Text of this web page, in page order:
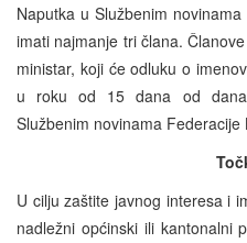
Naputka u Službenim
imati najmanje tri člana.
ministar, koji će odluku o
u roku od 15 dana od dana
Službenim novinama Federacije
U cilju zaštite javnog interesa i
nadležni općinski ili kantonalni